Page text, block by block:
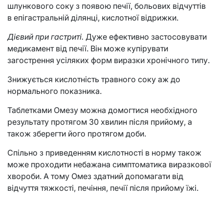
шлункового соку з появою печії, больових відчуттів
в епігастральній ділянці, кислотної відрижки.
Дієвий при гастриті. Дуже ефективно застосовувати
медикамент від печії. Він може купірувати
загострення усіляких форм виразки хронічного типу.
Знижується кислотність травного соку аж до
нормального показника.
Таблетками Омезу можна домогтися необхідного
результату протягом 30 хвилин після прийому, а
також зберегти його протягом доби.
Спільно з приведенням кислотності в норму також
може проходити небажана симптоматика виразкової
хвороби. А тому Омез здатний допомагати від
відчуття тяжкості, печіння, печії після прийому їжі.